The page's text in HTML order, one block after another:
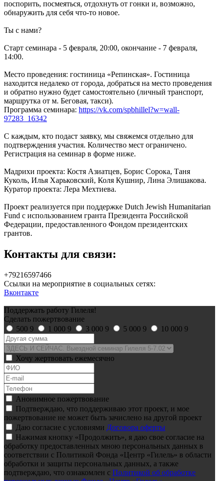
поспорить, посмеяться, отдохнуть от гонки и, возможно,
обнаружить для себя что-то новое.
Ты с нами?
Старт семинара - 5 февраля, 20:00, окончание - 7 февраля,
14:00.
Место проведения: гостиница «Репинская». Гостиница
находится недалеко от города, добраться на место проведения
и обратно нужно будет самостоятельно (личный транспорт,
маршрутка от м. Беговая, такси).
Программа семинара: https://vk.com/spbhillel?w=wall-
97283_16342
С каждым, кто подаст заявку, мы свяжемся отдельно для
подтверждения участия. Количество мест ограничено.
Регистрация на семинар в форме ниже.
Мадрихи проекта: Костя Азиатцев, Борис Сорока, Таня
Куколь, Илья Харьковский, Коля Кушнир, Лина Элишакова.
Куратор проекта: Лера Мехтиева.
Проект реализуется при поддержке Dutch Jewish Humanitarian
Fund с использованием гранта Президента Российской
Федерации, предоставленного Фондом президентских
грантов.
Контакты для связи:
+79216597466
Ссылки на мероприятие в социальных сетях:
Вконтакте
Поддержать работу Гилеля!
Сделать пожертвование
500 9 1 000 9 3 000 9 5 000 9 10 000 9
Хочу жертвовать ежемесячно
Анонимное пожертвование
Подтверждаю, что поддерживаю этот проект, и мое
пожертвование не может быть зачислено на другой проект
Даю согласие с условиями Договора оферты
Нажимая кнопку «Продолжить», я даю свое согласие на
обработку предоставленных мною персональных данных в
соответствии с Политикой Фонда «Центр «Гилель» в области
обработки и защиты персональных данных, а также
подтверждаю, что ознакомлен с Политикой об обработке